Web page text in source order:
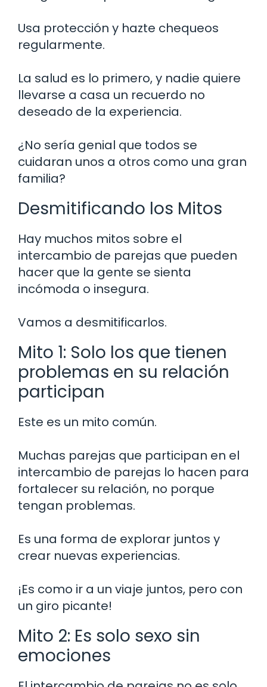
Usa protección y hazte chequeos
regularmente.
La salud es lo primero, y nadie quiere
llevarse a casa un recuerdo no
deseado de la experiencia.
¿No sería genial que todos se
cuidaran unos a otros como una gran
familia?
Desmitificando los Mitos
Hay muchos mitos sobre el
intercambio de parejas que pueden
hacer que la gente se sienta
incómoda o insegura.
Vamos a desmitificarlos.
Mito 1: Solo los que tienen
problemas en su relación
participan
Este es un mito común.
Muchas parejas que participan en el
intercambio de parejas lo hacen para
fortalecer su relación, no porque
tengan problemas.
Es una forma de explorar juntos y
crear nuevas experiencias.
¡Es como ir a un viaje juntos, pero con
un giro picante!
Mito 2: Es solo sexo sin
emociones